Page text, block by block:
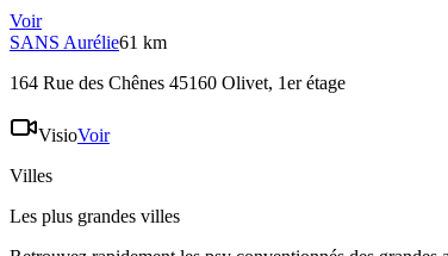
Voir
SANS Aurélie61 km
164 Rue des Chênes 45160 Olivet, 1er étage
VisioVoir
Villes
Les plus grandes villes